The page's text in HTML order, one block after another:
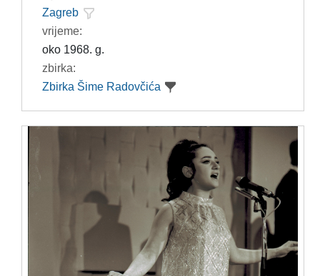
Zagreb
vrijeme:
oko 1968. g.
zbirka:
Zbirka Šime Radovčića